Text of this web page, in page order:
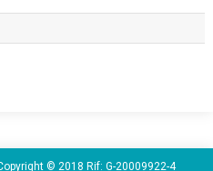
© 2018 Rif: G-20009922-4